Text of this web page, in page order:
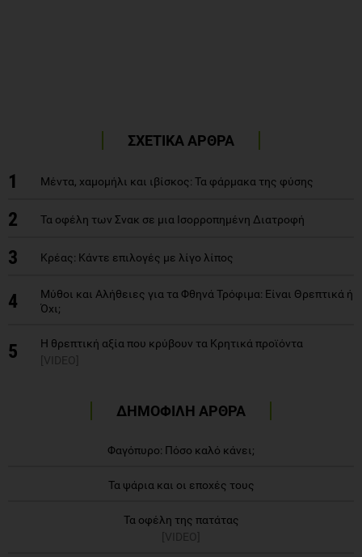
ΣΧΕΤΙΚΑ ΑΡΘΡΑ
1 Μέντα, χαμομήλι και ιβίσκος: Τα φάρμακα της φύσης
2 Τα οφέλη των Σνακ σε μια Ισορροπημένη Διατροφή
3 Κρέας: Κάντε επιλογές με λίγο λίπος
4
Μύθοι και Αλήθειες για τα Φθηνά Τρόφιμα: Είναι Θρεπτικά ή
Όχι;
5
Η θρεπτική αξία που κρύβουν τα Κρητικά προϊόντα
[VIDEO]
ΔΗΜΟΦΙΛΗ ΑΡΘΡΑ
Φαγόπυρο: Πόσο καλό κάνει;
Τα ψάρια και οι εποχές τους
Τα οφέλη της πατάτας
[VIDEO]